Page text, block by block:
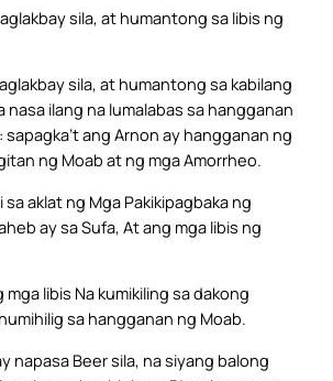
sila, at humantong sa libis ng
sila, at humantong sa kabilang
nasa ilang na lumalabas sa hangganan
sapagka’t ang Arnon ay hangganan ng
ng Moab at ng mga Amorrheo.
sa aklat ng Mga Pakikipagbaka ng
ay sa Sufa, At ang mga libis ng
mga libis Na kumikiling sa dakong
sa hangganan ng Moab.
napasa Beer sila, na siyang balong